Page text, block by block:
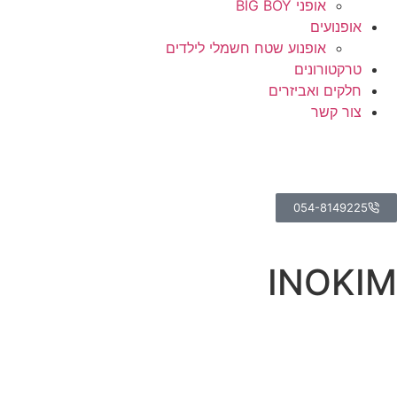
אופני BIG BOY
אופנועים
אופנוע שטח חשמלי לילדים
טרקטורונים
חלקים ואביזרים
צור קשר
054-8149225
INOKIM